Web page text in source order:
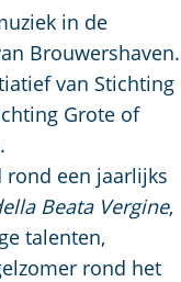
in de
Brouwershaven.
van Stichting
Grote of
een jaarlijks
Beata Vergine,
talenten,
rond het